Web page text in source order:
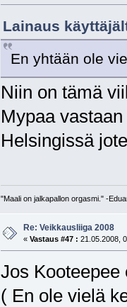
Lainaus
En yhtään ole
Niin on tämä
Mypaa
Helsingissä
"Maali on jalkapallon orgasmi." -
Re: Veikkausliiga 2008
« Vastaus #47 : 21.05.2008,
Jos
( En ole vielä